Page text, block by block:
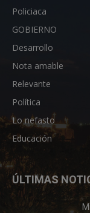
Policiaca
GOBIERNO
Desarrollo
Nota amable
Relevante
Política
Lo nefasto
Educación
ÚLTIMAS